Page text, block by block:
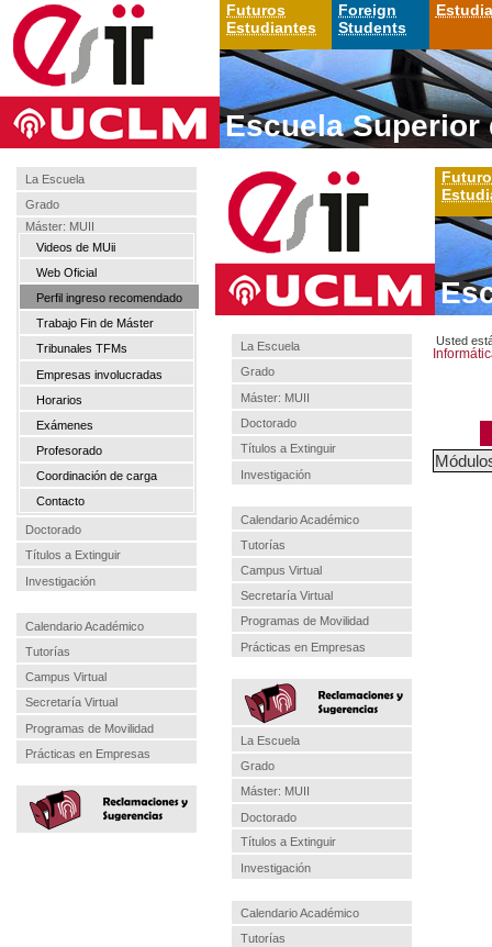
Futuros
Estudiantes
Foreign
Students
Escuela Superior
La Escuela
Grado
Máster: MUII
Videos de MUii
Web Oficial
Perfil ingreso recomendado
Trabajo Fin de Máster
Tribunales TFMs
Empresas involucradas
Horarios
Exámenes
Profesorado
Coordinación de carga
Contacto
Doctorado
Títulos a Extinguir
Investigación
Calendario Académico
Tutorías
Campus Virtual
Secretaría Virtual
Programas de Movilidad
Prácticas en Empresas
La Escuela
Grado
Máster: MUII
Doctorado
Títulos a Extinguir
Investigación
Calendario Académico
Tutorías
Campus Virtual
Secretaría Virtual
Programas de Movilidad
Prácticas en Empresas
La Escuela
Grado
Máster: MUII
Doctorado
Títulos a Extinguir
Investigación
Calendario Académico
Tutorías
Usted